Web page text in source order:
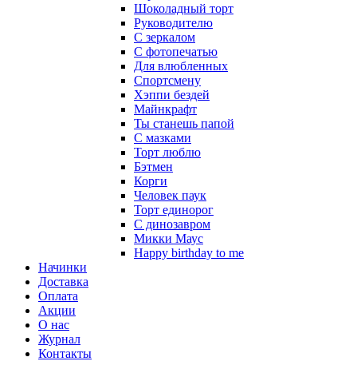
Шоколадный торт
Руководителю
С зеркалом
С фотопечатью
Для влюбленных
Спортсмену
Хэппи бездей
Майнкрафт
Ты станешь папой
С мазками
Торт люблю
Бэтмен
Корги
Человек паук
Торт единорог
С динозавром
Микки Маус
Happy birthday to me
Начинки
Доставка
Оплата
Акции
О нас
Журнал
Контакты